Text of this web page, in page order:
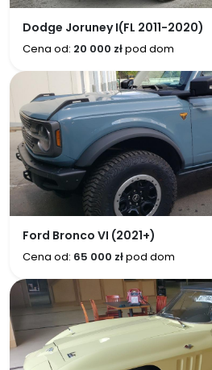
Dodge Joruney I(FL 2011-2020)
Cena od: 20 000 złpod dom
Ford Bronco VI (2021+)
Cena od: 65 000 złpod dom